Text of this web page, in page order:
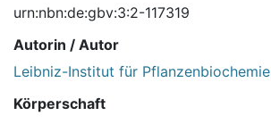
urn:nbn:de:gbv:3:2-117319
Autorin / Autor
Leibniz-Institut für Pflanzenbiochemie
Körperschaft